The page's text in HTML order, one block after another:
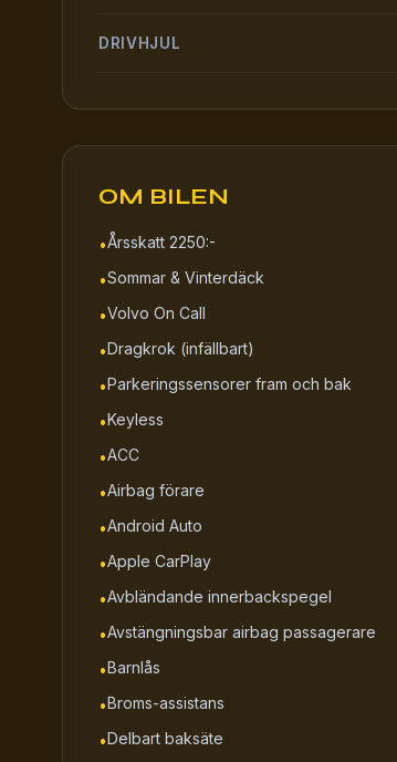
DRIVHJUL
OM BILEN
•Årsskatt 2250:-
•Sommar & Vinterdäck
•Volvo On Call
•Dragkrok (infällbart)
•Parkeringssensorer fram och bak
•Keyless
•ACC
•Airbag förare
•Android Auto
•Apple CarPlay
•Avbländande innerbackspegel
•Avstängningsbar airbag passagerare
•Barnlås
•Broms-assistans
•Delbart baksäte